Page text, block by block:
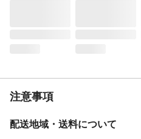
注意事項
配送地域・送料について